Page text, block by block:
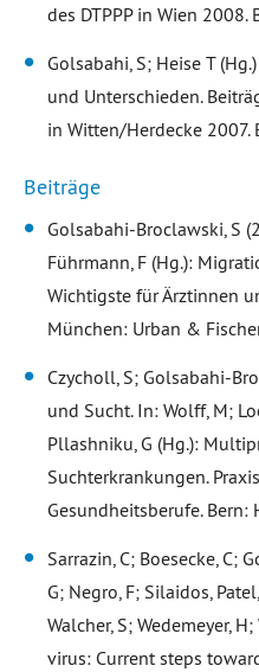
des DTPPP in Wien 2008.
Golsabahi, S; Heise T
und Unterschieden.
in Witten/Herdecke 2007.
Beiträge
Golsabahi-Broclawski, S
Führmann, F (Hg.):
Wichtigste für Ärztinnen
München: Urban &
Czycholl, S; Golsabahi-
und Sucht. In: Wolff, M;
Pllashniku, G (Hg.):
Suchterkrankungen.
Gesundheitsberufe. Bern:
Sarrazin, C; Boesecke, C;
G; Negro, F; Silaidos,
Walcher, S; Wedemeyer,
virus: Current steps